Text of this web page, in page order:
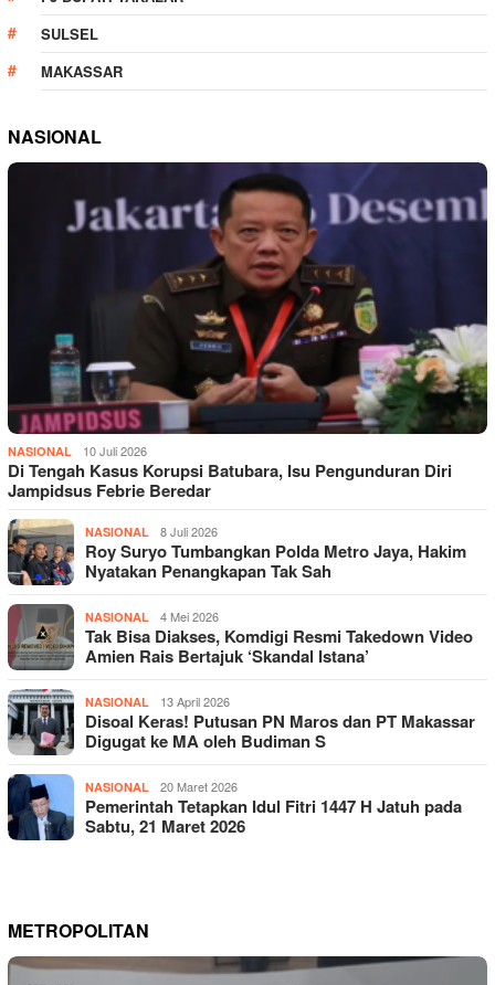
SULSEL
MAKASSAR
NASIONAL
NASIONAL 10 Juli 2026
Di Tengah Kasus Korupsi Batubara, Isu Pengunduran Diri
Jampidsus Febrie Beredar
NASIONAL 8 Juli 2026
Roy Suryo Tumbangkan Polda Metro Jaya, Hakim
Nyatakan Penangkapan Tak Sah
NASIONAL 4 Mei 2026
Tak Bisa Diakses, Komdigi Resmi Takedown Video
Amien Rais Bertajuk ‘Skandal Istana’
NASIONAL 13 April 2026
Disoal Keras! Putusan PN Maros dan PT Makassar
Digugat ke MA oleh Budiman S
NASIONAL 20 Maret 2026
Pemerintah Tetapkan Idul Fitri 1447 H Jatuh pada
Sabtu, 21 Maret 2026
METROPOLITAN